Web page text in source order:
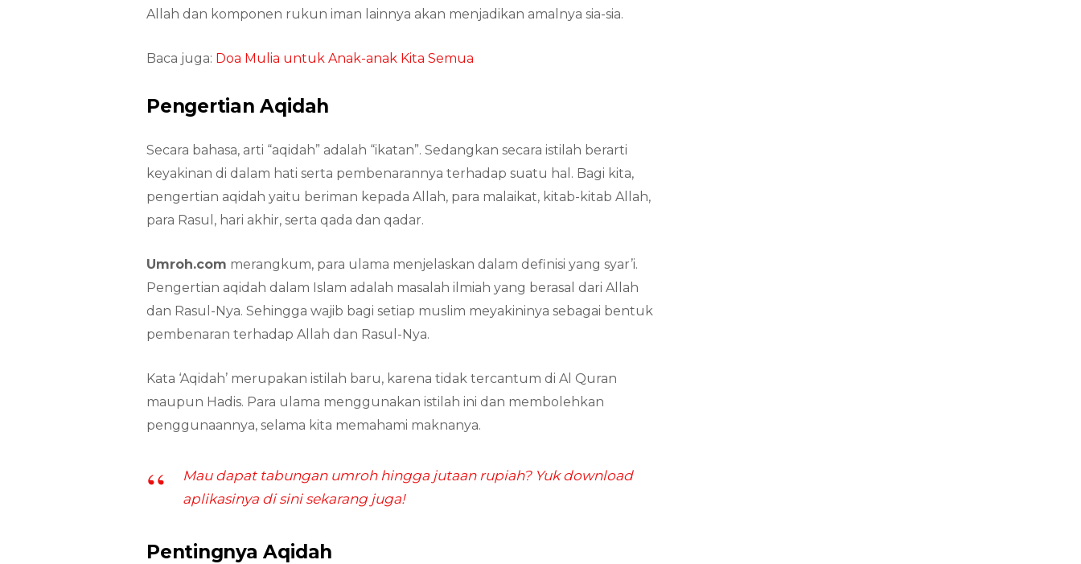
Allah dan komponen rukun iman lainnya akan menjadikan amalnya sia-sia.
Baca juga: Doa Mulia untuk Anak-anak Kita Semua
Pengertian Aqidah
Secara bahasa, arti “aqidah” adalah “ikatan”. Sedangkan secara istilah berarti
keyakinan di dalam hati serta pembenarannya terhadap suatu hal. Bagi kita,
pengertian aqidah yaitu beriman kepada Allah, para malaikat, kitab-kitab Allah,
para Rasul, hari akhir, serta qada dan qadar.
Umroh.com merangkum, para ulama menjelaskan dalam definisi yang syar’i.
Pengertian aqidah dalam Islam adalah masalah ilmiah yang berasal dari Allah
dan Rasul-Nya. Sehingga wajib bagi setiap muslim meyakininya sebagai bentuk
pembenaran terhadap Allah dan Rasul-Nya.
Kata ‘Aqidah’ merupakan istilah baru, karena tidak tercantum di Al Quran
maupun Hadis. Para ulama menggunakan istilah ini dan membolehkan
penggunaannya, selama kita memahami maknanya.
Mau dapat tabungan umroh hingga jutaan rupiah? Yuk download
aplikasinya di sini sekarang juga!
Pentingnya Aqidah